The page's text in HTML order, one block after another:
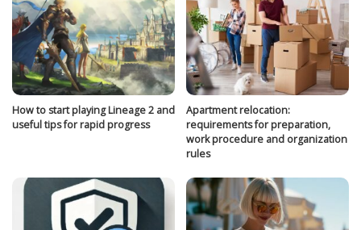
How to start playing Lineage 2 and
useful tips for rapid progress
Apartment relocation:
requirements for preparation,
work procedure and organization
rules